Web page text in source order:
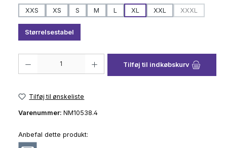
XXS
XS S M L XL XXL XXXL
(Denne
Størrelsestabel
Tilføj til indkøbskurv
Tilføj til ønskeliste
Varenummer: NM10538.4
Anbefal dette produkt: